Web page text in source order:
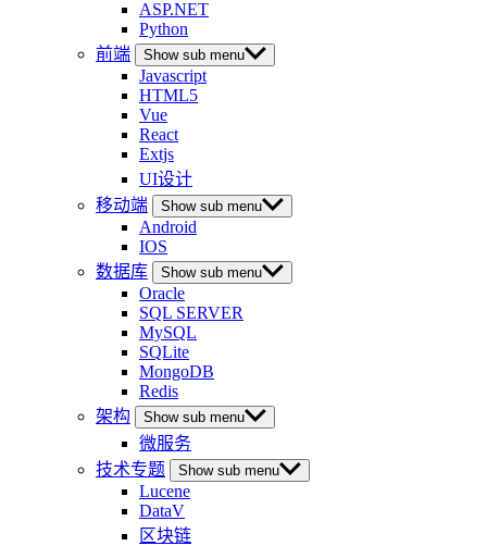
ASP.NET
Python
前端
Show sub menu
Javascript
HTML5
Vue
React
Extjs
UI设计
移动端
Show sub menu
Android
IOS
数据库
Show sub menu
Oracle
SQL SERVER
MySQL
SQLite
MongoDB
Redis
架构
Show sub menu
微服务
技术专题
Show sub menu
Lucene
DataV
区块链